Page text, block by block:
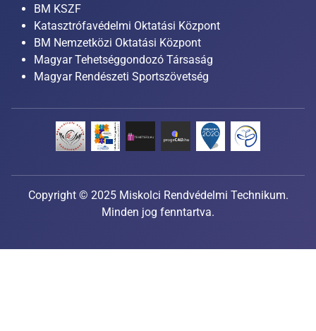
BM KSZF
Katasztrófavédelmi Oktatási Központ
BM Nemzetközi Oktatási Központ
Magyar Tehetséggondozó Társaság
Magyar Rendészeti Sportszövetség
Copyright © 2025 Miskolci Rendvédelmi Technikum.
Minden jog fenntartva.